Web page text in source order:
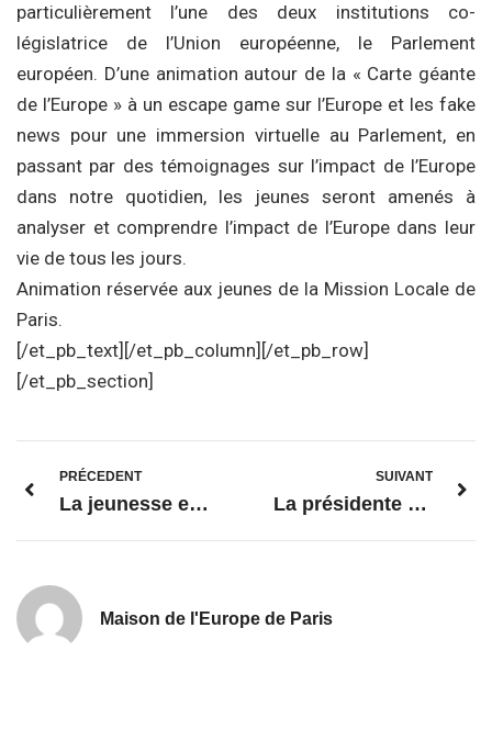
particulièrement l’une des deux institutions co-
législatrice de l’Union européenne, le Parlement
européen. D’une animation autour de la « Carte géante
de l’Europe » à un escape game sur l’Europe et les fake
news pour une immersion virtuelle au Parlement, en
passant par des témoignages sur l’impact de l’Europe
dans notre quotidien, les jeunes seront amenés à
analyser et comprendre l’impact de l’Europe dans leur
vie de tous les jours.
Animation réservée aux jeunes de la Mission Locale de
Paris.
[/et_pb_text][/et_pb_column][/et_pb_row]
[/et_pb_section]
PRÉCEDENT
La jeunesse européenne, de futurs electeurs européens ?
SUIVANT
La présidente von der Leyen et le Collège à Paris pour l’inauguration de la présidence française du Conseil de l’UE
Maison de l'Europe de Paris